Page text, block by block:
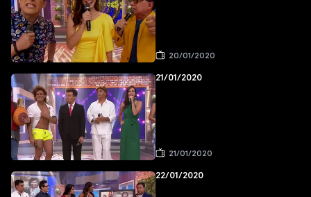
20/01/2020
21/01/2020
21/01/2020
22/01/2020